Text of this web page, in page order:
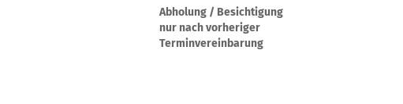
Abholung / Besichtigung
nur nach vorheriger
Terminvereinbarung